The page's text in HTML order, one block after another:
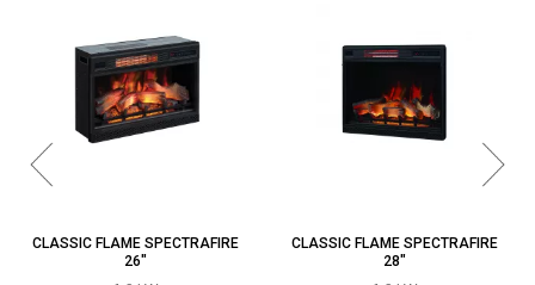
CLASSIC FLAME SPECTRAFIRE
26"
CLASSIC FLAME SPECTRAFIRE
28"